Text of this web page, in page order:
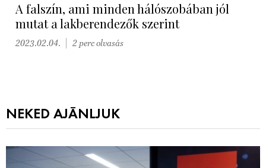
A falszín, ami minden hálószobában jól
mutat a lakberendezők szerint
2023.02.04. 2 perc olvasás
NEKED AJÁNLJUK